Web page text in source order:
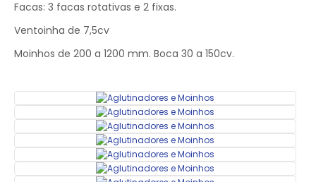
Facas: 3 facas rotativas e 2 fixas.
Ventoinha de 7,5cv
Moinhos de 200 a 1200 mm. Boca 30 a 150cv.